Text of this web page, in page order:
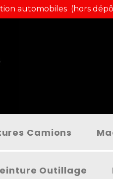
automobiles (hors
Camions
Outillage